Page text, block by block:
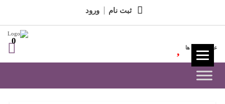
ثبت نام ورود
0
علاقه مندی ها